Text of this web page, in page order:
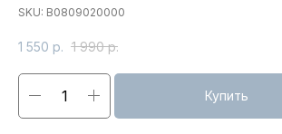
SKU: B0809020000
1 550 р. 1 990 р.
Купить